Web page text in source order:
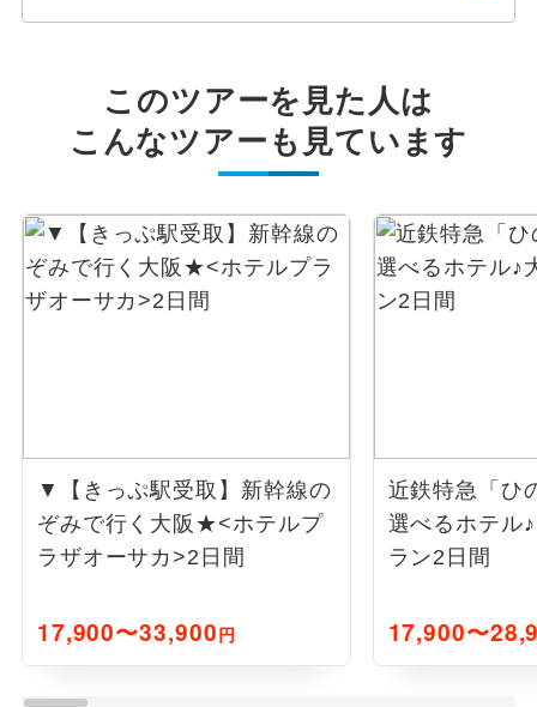
このツアーを見た人は
こんなツアーも見ています
▼【きっぷ駅受取】新幹線の
ぞみで行く大阪★<ホテルプ
ラザオーサカ>2日間
17,900〜33,900円
近鉄特急「ひ
選べるホテル
ラン2日間
17,900〜